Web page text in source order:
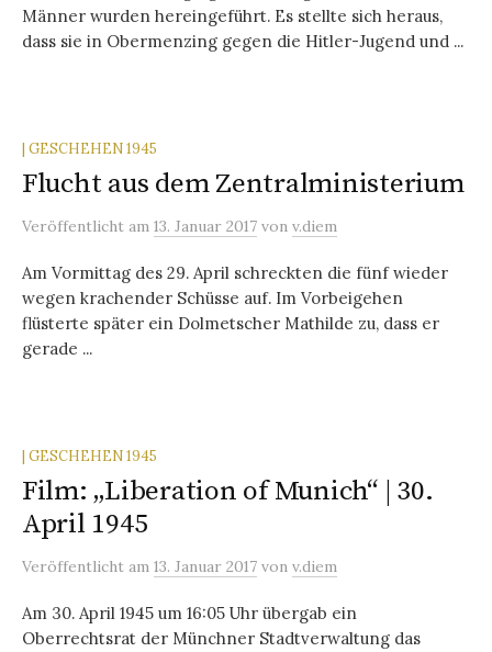
Männer wurden hereingeführt. Es stellte sich heraus,
dass sie in Obermenzing gegen die Hitler-Jugend und ...
| GESCHEHEN 1945
Flucht aus dem Zentralministerium
Veröffentlicht am 13. Januar 2017 von v.diem
Am Vormittag des 29. April schreckten die fünf wieder
wegen krachender Schüsse auf. Im Vorbeigehen
flüsterte später ein Dolmetscher Mathilde zu, dass er
gerade ...
| GESCHEHEN 1945
Film: „Liberation of Munich“ | 30.
April 1945
Veröffentlicht am 13. Januar 2017 von v.diem
Am 30. April 1945 um 16:05 Uhr übergab ein
Oberrechtsrat der Münchner Stadtverwaltung das